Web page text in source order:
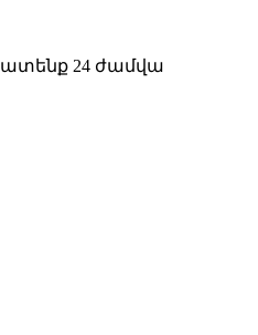
24 ժամվա